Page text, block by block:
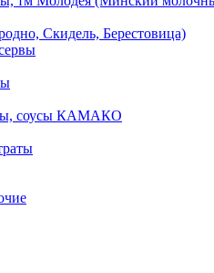
Скидель, Берестовица)
соусы КАМАКО